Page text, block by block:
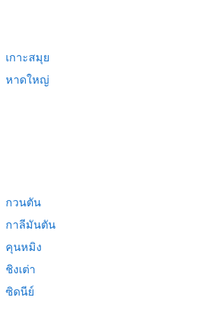
เกาะสมุย
หาดใหญ่
กวนตัน
กาลีมันตัน
คุนหมิง
ชิงเต่า
ซิดนีย์